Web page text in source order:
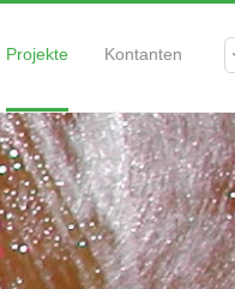
Kontanten
Projekte